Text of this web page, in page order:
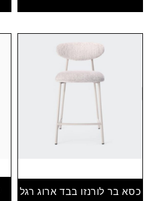
כסא בר לורנזו בבד ארוג רגל